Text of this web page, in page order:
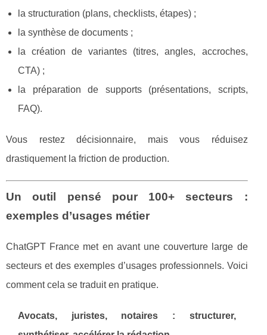
la structuration (plans, checklists, étapes) ;
la synthèse de documents ;
la création de variantes (titres, angles, accroches,
CTA) ;
la préparation de supports (présentations, scripts,
FAQ).
Vous restez décisionnaire, mais vous réduisez
drastiquement la friction de production.
Un outil pensé pour 100+ secteurs :
exemples d’usages métier
ChatGPT France met en avant une couverture large de
secteurs et des exemples d’usages professionnels. Voici
comment cela se traduit en pratique.
Avocats, juristes, notaires : structurer,